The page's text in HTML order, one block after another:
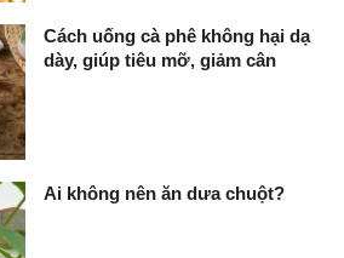
Cách uống cà phê không hại dạ
dày, giúp tiêu mỡ, giảm cân
Ai không nên ăn dưa chuột?